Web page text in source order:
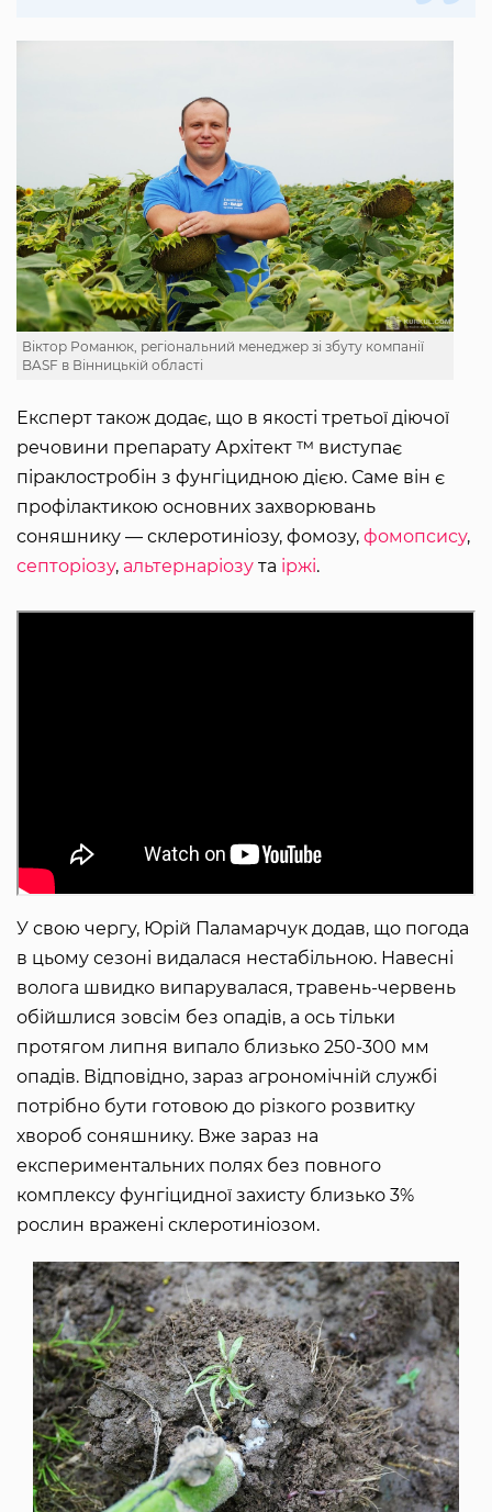
Віктор Романюк, регіональний менеджер зі збуту компанії
BASF в Вінницькій області
Експерт також додає, що в якості третьої діючої
речовини препарату Архітект ™ виступає
піраклостробін з фунгіцидною дією. Саме він є
профілактикою основних захворювань
соняшнику — склеротиніозу, фомозу, фомопсису,
септоріозу, альтернаріозу та іржі.
У свою чергу, Юрій Паламарчук додав, що погода
в цьому сезоні видалася нестабільною. Навесні
волога швидко випарувалася, травень-червень
обійшлися зовсім без опадів, а ось тільки
протягом липня випало близько 250-300 мм
опадів. Відповідно, зараз агрономічній службі
потрібно бути готовою до різкого розвитку
хвороб соняшнику. Вже зараз на
експериментальних полях без повного
комплексу фунгіцидної захисту близько 3%
рослин вражені склеротиніозом.